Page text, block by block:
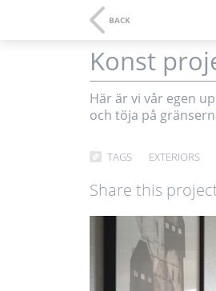
BACK
Konst
Här är vi vår egen
och töja på
TAGS EXTERIORS
Share this